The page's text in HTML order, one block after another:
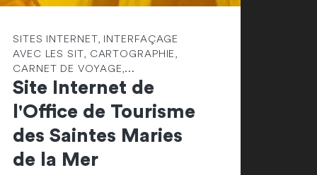
SITES INTERNET, INTERFAÇAGE
AVEC LES SIT, CARTOGRAPHIE,
CARNET DE VOYAGE,...
Site Internet de
l'Office de Tourisme
des Saintes Maries
de la Mer